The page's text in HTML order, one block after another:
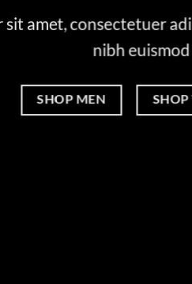
sit amet, consectetuer
nibh euismod
SHOP MEN